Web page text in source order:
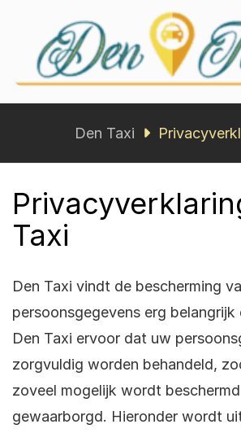
Den Taxi
Den Taxi
Taxi
Den Taxi vindt de bescherming
persoonsgegevens erg
Den Taxi ervoor dat uw
zorgvuldig worden behandeld,
zoveel mogelijk wordt
gewaarborgd. Hieronder wordt